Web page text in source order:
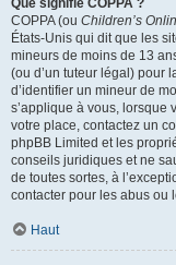
Que signifie COPPA ?
COPPA (ou Children’s
États-Unis qui dit que les
mineurs de moins de 13
(ou d’un tuteur légal) pour
d’identifier un mineur de
s’applique à vous, lorsque
votre place, contactez un
phpBB Limited et les
conseils juridiques et ne
de toutes sortes, à
contacter pour les abus ou
Haut